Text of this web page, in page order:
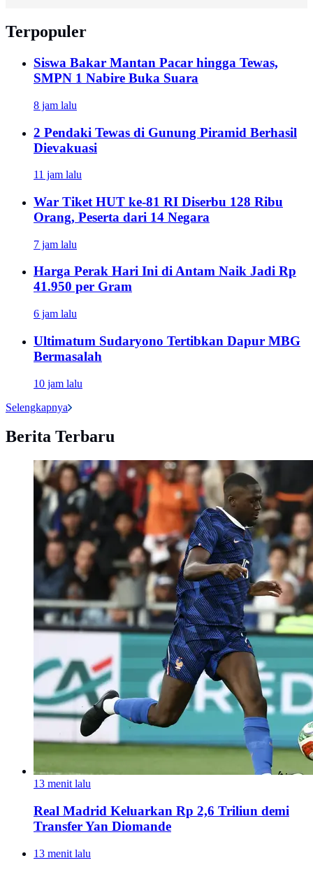
Terpopuler
Siswa Bakar Mantan Pacar hingga Tewas,
SMPN 1 Nabire Buka Suara
8 jam lalu
2 Pendaki Tewas di Gunung Piramid Berhasil
Dievakuasi
11 jam lalu
War Tiket HUT ke-81 RI Diserbu 128 Ribu
Orang, Peserta dari 14 Negara
7 jam lalu
Harga Perak Hari Ini di Antam Naik Jadi Rp
41.950 per Gram
6 jam lalu
Ultimatum Sudaryono Tertibkan Dapur MBG
Bermasalah
10 jam lalu
Selengkapnya
Berita Terbaru
13 menit lalu
Real Madrid Keluarkan Rp 2,6 Triliun demi
Transfer Yan Diomande
13 menit lalu